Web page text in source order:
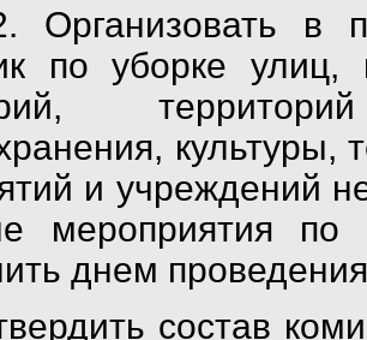
в
по уборке
и учреждений
мероприятия по
днем
состав